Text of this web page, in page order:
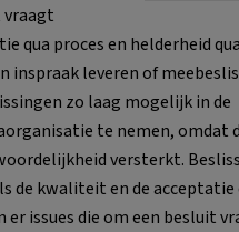
vraagt
qua proces en helderheid
inspraak leveren of
zo laag mogelijk in de
te nemen, omdat
versterkt.
de kwaliteit en de
er issues die om een besluit